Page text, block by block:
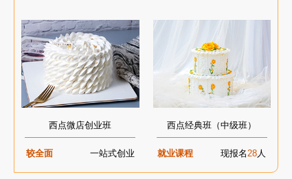
西点微店创业班
较全面 一站式创业
西点经典班（中级班）
就业课程 现报名28人